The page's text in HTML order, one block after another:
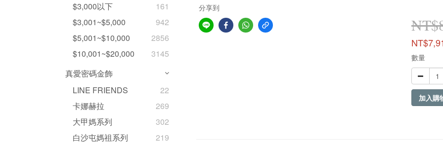
$3,000以下
161
$3,001~$5,000
942
$5,001~$10,000
2856
$10,001~$20,000
3145
真愛密碼金飾
LINE FRIENDS
22
卡娜赫拉
269
大甲媽系列
302
白沙屯媽祖系列
219
分享到
數量
加入購